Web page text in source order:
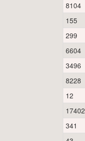
8104
155
299
6604
3496
8228
12
17402
341